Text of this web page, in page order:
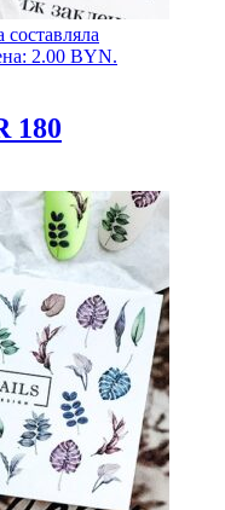
2.00 BYN.
180